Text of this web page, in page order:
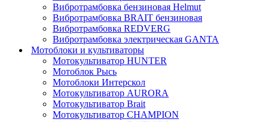
Вибротрамбовка бензиновая Helmut
Вибротрамбовка BRAIT бензиновая
Вибротрамбовка REDVERG
Вибротрамбовка электрическая GANTA
Мотоблоки и культиваторы
Мотокультиватор HUNTER
Мотоблок Рысь
Мотоблоки Интерскол
Мотокультиватор AURORA
Мотокультиватор Brait
Мотокультиватор CHAMPION